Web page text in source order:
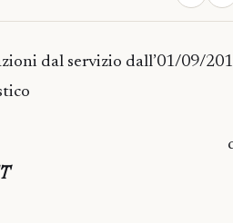
dal servizio dall’01/09/